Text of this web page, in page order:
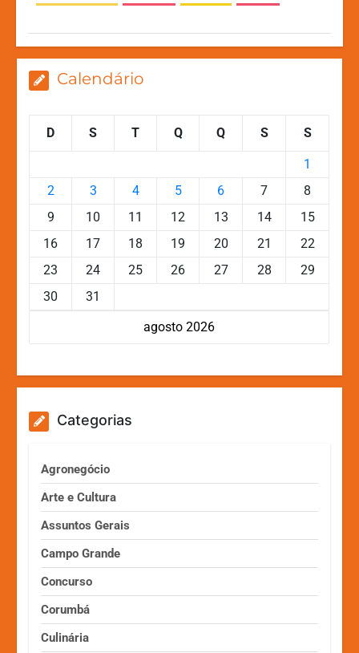
k
er
Calendário
agosto 2026
D S T Q Q S S
1
2
3 4 5 6 7
8
9
10 11 12 13 14
15
16
17 18 19 20 21
22
23
24 25 26 27 28
29
30
31
Categorias
Agronegócio
Arte e Cultura
Assuntos Gerais
Campo Grande
Concurso
Corumbá
Culinária